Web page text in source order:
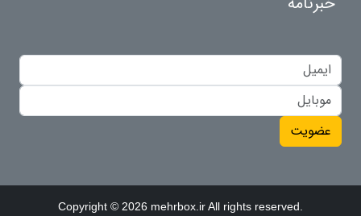
عضویت
Copyright © 2026 mehrbox.ir All rights reserved.